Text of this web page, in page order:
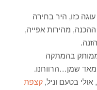
כזו, היר בחירה
מהירות אפייה,
ממותק בהמתקה
שמן…הרווחנו.
אולי בטעם וניל, קצפת